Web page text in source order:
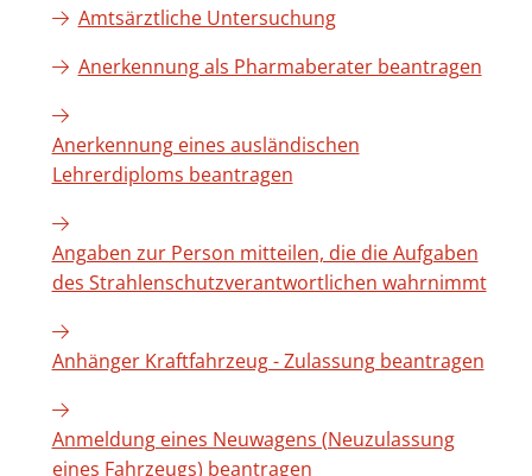
Amtsärztliche Untersuchung
Anerkennung als Pharmaberater beantragen
Anerkennung eines ausländischen
Lehrerdiploms beantragen
Angaben zur Person mitteilen, die die Aufgaben
des Strahlenschutzverantwortlichen wahrnimmt
Anhänger Kraftfahrzeug - Zulassung beantragen
Anmeldung eines Neuwagens (Neuzulassung
eines Fahrzeugs) beantragen